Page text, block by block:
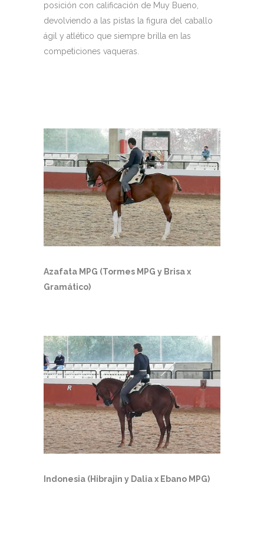
posición con calificación de Muy Bueno,
devolviendo a las pistas la figura del caballo
ágil y atlético que siempre brilla en las
competiciones vaqueras.
Azafata MPG (Tormes MPG y Brisa x
Gramático)
Indonesia (Hibrajin y Dalia x Ebano MPG)